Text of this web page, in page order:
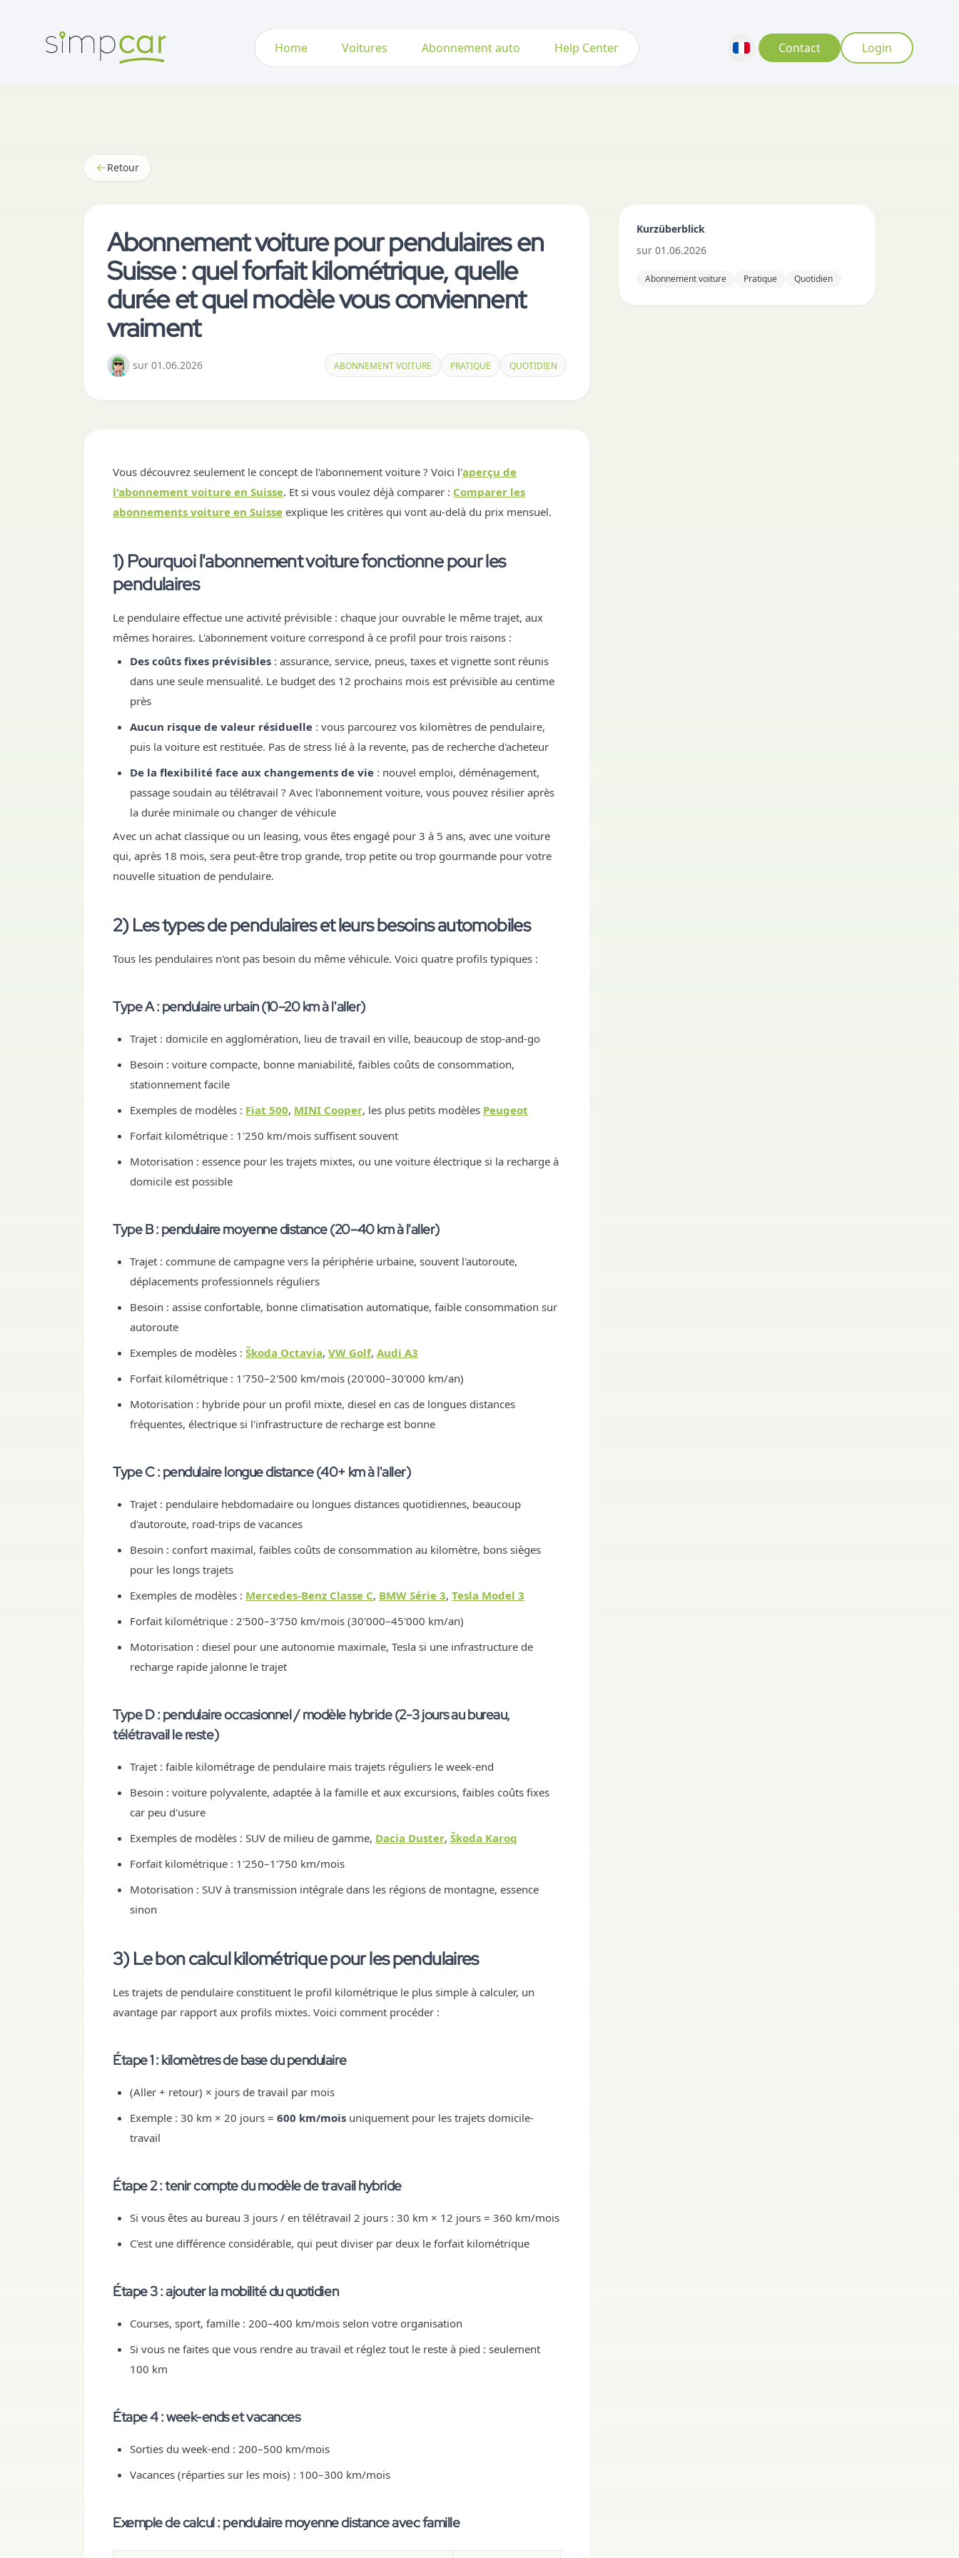
Home Voitures Abonnement auto Help Center Contact Login
Retour
Abonnement voiture pour pendulaires en
Suisse : quel forfait kilométrique, quelle
durée et quel modèle vous conviennent
vraiment
sur 01.06.2026 ABONNEMENT VOITURE PRATIQUE QUOTIDIEN
Vous découvrez seulement le concept de l'abonnement voiture ? Voici l'aperçu de
l'abonnement voiture en Suisse. Et si vous voulez déjà comparer : Comparer les
abonnements voiture en Suisse explique les critères qui vont au-delà du prix mensuel.
1) Pourquoi l'abonnement voiture fonctionne pour les
pendulaires
Le pendulaire effectue une activité prévisible : chaque jour ouvrable le même trajet, aux
mêmes horaires. L'abonnement voiture correspond à ce profil pour trois raisons :
Des coûts fixes prévisibles : assurance, service, pneus, taxes et vignette sont réunis
dans une seule mensualité. Le budget des 12 prochains mois est prévisible au centime
près
Aucun risque de valeur résiduelle : vous parcourez vos kilomètres de pendulaire,
puis la voiture est restituée. Pas de stress lié à la revente, pas de recherche d'acheteur
De la flexibilité face aux changements de vie : nouvel emploi, déménagement,
passage soudain au télétravail ? Avec l'abonnement voiture, vous pouvez résilier après
la durée minimale ou changer de véhicule
Avec un achat classique ou un leasing, vous êtes engagé pour 3 à 5 ans, avec une voiture
qui, après 18 mois, sera peut-être trop grande, trop petite ou trop gourmande pour votre
nouvelle situation de pendulaire.
2) Les types de pendulaires et leurs besoins automobiles
Tous les pendulaires n'ont pas besoin du même véhicule. Voici quatre profils typiques :
Type A : pendulaire urbain (10–20 km à l'aller)
Trajet : domicile en agglomération, lieu de travail en ville, beaucoup de stop-and-go
Besoin : voiture compacte, bonne maniabilité, faibles coûts de consommation,
stationnement facile
Exemples de modèles : Fiat 500, MINI Cooper, les plus petits modèles Peugeot
Forfait kilométrique : 1'250 km/mois suffisent souvent
Motorisation : essence pour les trajets mixtes, ou une voiture électrique si la recharge à
domicile est possible
Type B : pendulaire moyenne distance (20–40 km à l'aller)
Trajet : commune de campagne vers la périphérie urbaine, souvent l'autoroute,
déplacements professionnels réguliers
Besoin : assise confortable, bonne climatisation automatique, faible consommation sur
autoroute
Exemples de modèles : Škoda Octavia, VW Golf, Audi A3
Forfait kilométrique : 1'750–2'500 km/mois (20'000–30'000 km/an)
Motorisation : hybride pour un profil mixte, diesel en cas de longues distances
fréquentes, électrique si l'infrastructure de recharge est bonne
Type C : pendulaire longue distance (40+ km à l'aller)
Trajet : pendulaire hebdomadaire ou longues distances quotidiennes, beaucoup
d'autoroute, road-trips de vacances
Besoin : confort maximal, faibles coûts de consommation au kilomètre, bons sièges
pour les longs trajets
Exemples de modèles : Mercedes-Benz Classe C, BMW Série 3, Tesla Model 3
Forfait kilométrique : 2'500–3'750 km/mois (30'000–45'000 km/an)
Motorisation : diesel pour une autonomie maximale, Tesla si une infrastructure de
recharge rapide jalonne le trajet
Type D : pendulaire occasionnel / modèle hybride (2-3 jours au bureau,
télétravail le reste)
Trajet : faible kilométrage de pendulaire mais trajets réguliers le week-end
Besoin : voiture polyvalente, adaptée à la famille et aux excursions, faibles coûts fixes
car peu d'usure
Exemples de modèles : SUV de milieu de gamme, Dacia Duster, Škoda Karoq
Forfait kilométrique : 1'250–1'750 km/mois
Motorisation : SUV à transmission intégrale dans les régions de montagne, essence
sinon
3) Le bon calcul kilométrique pour les pendulaires
Les trajets de pendulaire constituent le profil kilométrique le plus simple à calculer, un
avantage par rapport aux profils mixtes. Voici comment procéder :
Étape 1 : kilomètres de base du pendulaire
(Aller + retour) × jours de travail par mois
Exemple : 30 km × 20 jours = 600 km/mois uniquement pour les trajets domicile-
travail
Étape 2 : tenir compte du modèle de travail hybride
Si vous êtes au bureau 3 jours / en télétravail 2 jours : 30 km × 12 jours = 360 km/mois
C'est une différence considérable, qui peut diviser par deux le forfait kilométrique
Étape 3 : ajouter la mobilité du quotidien
Courses, sport, famille : 200–400 km/mois selon votre organisation
Si vous ne faites que vous rendre au travail et réglez tout le reste à pied : seulement
100 km
Étape 4 : week-ends et vacances
Sorties du week-end : 200–500 km/mois
Vacances (réparties sur les mois) : 100–300 km/mois
Exemple de calcul : pendulaire moyenne distance avec famille
Kurzüberblick
sur 01.06.2026
Abonnement voiture Pratique Quotidien